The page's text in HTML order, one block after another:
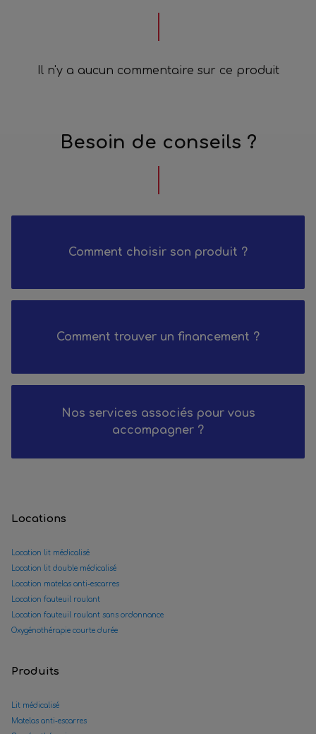
Il n'y a aucun commentaire sur ce produit
Besoin de conseils ?
Comment choisir son produit ?
Comment trouver un financement ?
Nos services associés pour vous
accompagner ?
Locations
Location lit médicalisé
Location lit double médicalisé
Location matelas anti-escarres
Location fauteuil roulant
Location fauteuil roulant sans ordonnance
Oxygénothérapie courte durée
Produits
Lit médicalisé
Matelas anti-escarres